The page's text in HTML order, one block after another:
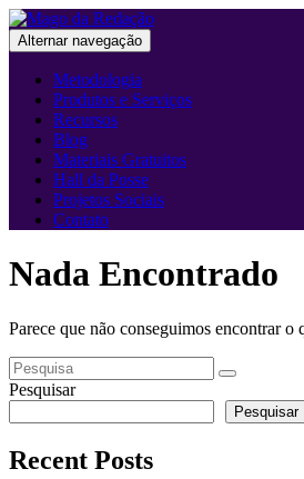
Alternar navegação
Metodologia
Produtos e Serviços
Recursos
Blog
Materiais Gratuitos
Hall da Posse
Projetos Sociais
Contato
Nada Encontrado
Parece que não conseguimos encontrar o
Pesquisar
Pesquisar
Recent Posts